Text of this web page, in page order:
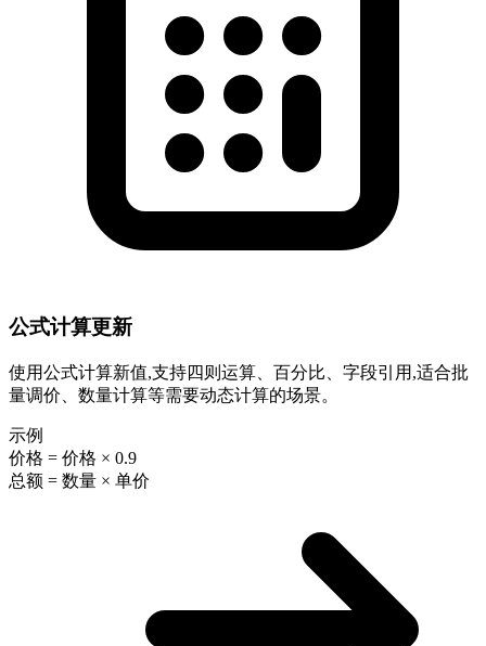
公式计算更新
使用公式计算新值,支持四则运算、百分比、字段引用,适合批
量调价、数量计算等需要动态计算的场景。
示例
价格 = 价格 × 0.9
总额 = 数量 × 单价